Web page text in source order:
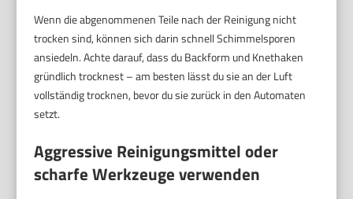
Wenn die abgenommenen Teile nach der Reinigung nicht
trocken sind, können sich darin schnell Schimmelsporen
ansiedeln. Achte darauf, dass du Backform und Knethaken
gründlich trocknest – am besten lässt du sie an der Luft
vollständig trocknen, bevor du sie zurück in den Automaten
setzt.
Aggressive Reinigungsmittel oder
scharfe Werkzeuge verwenden